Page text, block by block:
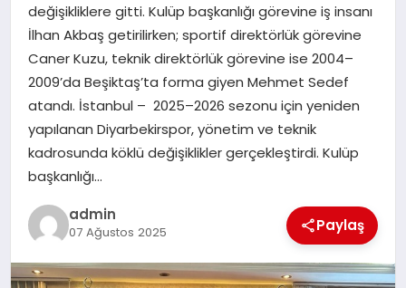
SAĞLIK
DÜNYA
EĞITIM
değişikliklere gitti. Kulüp başkanlığı görevine iş insanı
İlhan Akbaş getirilirken; sportif direktörlük görevine
Caner Kuzu, teknik direktörlük görevine ise 2004–
2009’da Beşiktaş’ta forma giyen Mehmet Sedef
atandı. İstanbul – 2025–2026 sezonu için yeniden
yapılanan Diyarbekirspor, yönetim ve teknik
kadrosunda köklü değişiklikler gerçekleştirdi. Kulüp
başkanlığı…
admin
07 Ağustos 2025 Paylaş